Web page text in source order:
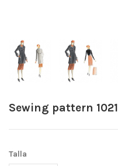
Sewing pattern 1021
Talla